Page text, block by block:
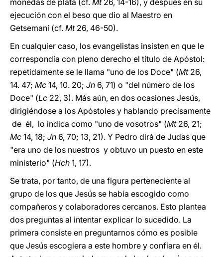
monedas de plata (cf. Mt26, 14-16), y después en su
ejecución con el beso que dio al Maestro en
Getsemaní (cf. Mt26, 46-50).
En cualquier caso, los evangelistas insisten en que le
correspondía con pleno derecho el título de Apóstol:
repetidamente se le llama "uno de los Doce" (Mt26,
14. 47; Mc 14, 10. 20; Jn 6, 71) o "del número de los
Doce" (Lc 22, 3). Más aún, en dos ocasiones Jesús,
dirigiéndose a los Apóstoles y hablando precisamente
de él, lo indica como "uno de vosotros" (Mt26, 21;
Mc 14, 18; Jn 6, 70; 13, 21). Y Pedro dirá de Judas que
"era uno de los nuestros y obtuvo un puesto en este
ministerio" (Hch 1, 17).
Se trata, por tanto, de una figura perteneciente al
grupo de los que Jesús se había escogido como
compañeros y colaboradores cercanos. Esto plantea
dos preguntas al intentar explicar lo sucedido. La
primera consiste en preguntarnos cómo es posible
que Jesús escogiera a este hombre y confiara en él.